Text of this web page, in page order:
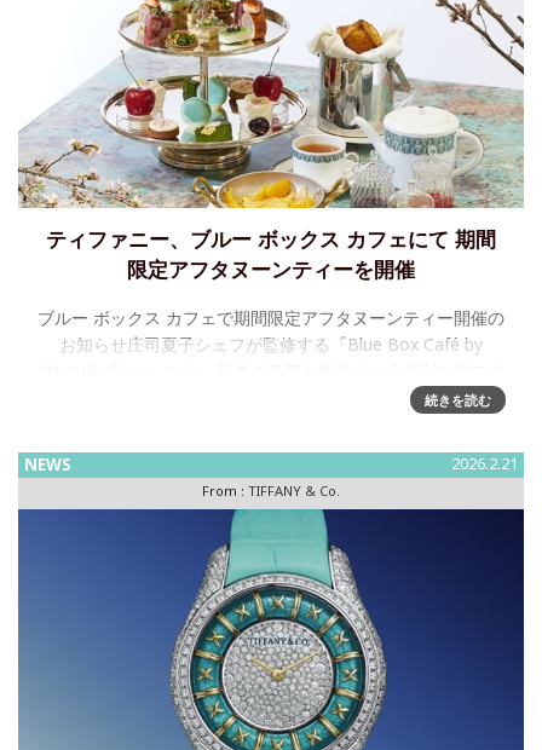
ティファニー、ブルー ボックス カフェにて 期間
限定アフタヌーンティーを開催
ブルー ボックス カフェで期間限定アフタヌーンティー開催の
お知らせ庄司夏子シェフが監修する『Blue Box Café by
続きを読む
NEWS 2026.2.21
From : TIFFANY & Co.